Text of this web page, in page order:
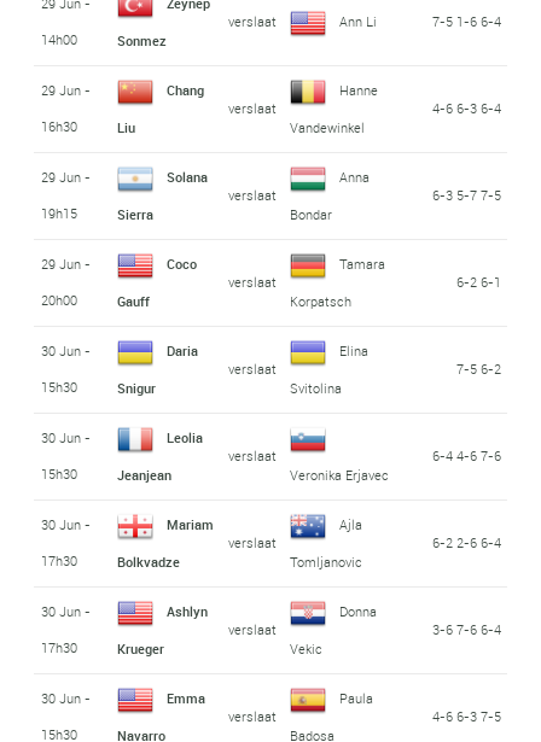
14h00
Sonmez
verslaat Ann Li 7-5 1-6 6-4
29 Jun -
16h30
Chang
Liu
verslaat
Hanne
Vandewinkel
4-6 6-3 6-4
29 Jun -
19h15
Solana
Sierra
verslaat
Anna
Bondar
6-3 5-7 7-5
29 Jun -
20h00
Coco
Gauff
verslaat
Tamara
Korpatsch
6-2 6-1
30 Jun -
15h30
Daria
Snigur
verslaat
Elina
Svitolina
7-5 6-2
30 Jun -
15h30
Leolia
Jeanjean
verslaat
Veronika Erjavec
6-4 4-6 7-6
30 Jun -
17h30
Mariam
Bolkvadze
verslaat
Ajla
Tomljanovic
6-2 2-6 6-4
30 Jun -
17h30
Ashlyn
Krueger
verslaat
Donna
Vekic
3-6 7-6 6-4
30 Jun -
15h30
Emma
Navarro
verslaat
Paula
Badosa
4-6 6-3 7-5